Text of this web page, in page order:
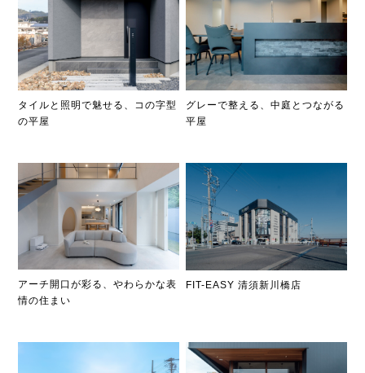
タイルと照明で魅せる、コの字型
の平屋
グレーで整える、中庭とつながる
平屋
アーチ開口が彩る、やわらかな表
情の住まい
FIT-EASY 清須新川橋店